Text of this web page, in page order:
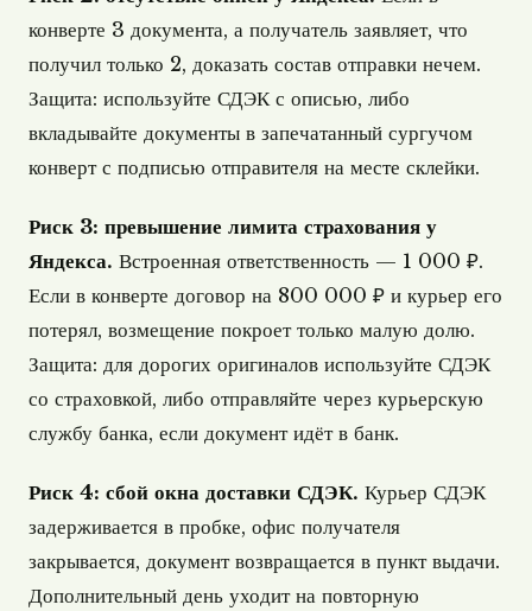
конверте 3 документа, а получатель заявляет, что
получил только 2, доказать состав отправки нечем.
Защита: используйте СДЭК с описью, либо
вкладывайте документы в запечатанный сургучом
конверт с подписью отправителя на месте склейки.
Риск 3: превышение лимита страхования у
Яндекса. Встроенная ответственность — 1 000 ₽.
Если в конверте договор на 800 000 ₽ и курьер его
потерял, возмещение покроет только малую долю.
Защита: для дорогих оригиналов используйте СДЭК
со страховкой, либо отправляйте через курьерскую
службу банка, если документ идёт в банк.
Риск 4: сбой окна доставки СДЭК. Курьер СДЭК
задерживается в пробке, офис получателя
закрывается, документ возвращается в пункт выдачи.
Дополнительный день уходит на повторную